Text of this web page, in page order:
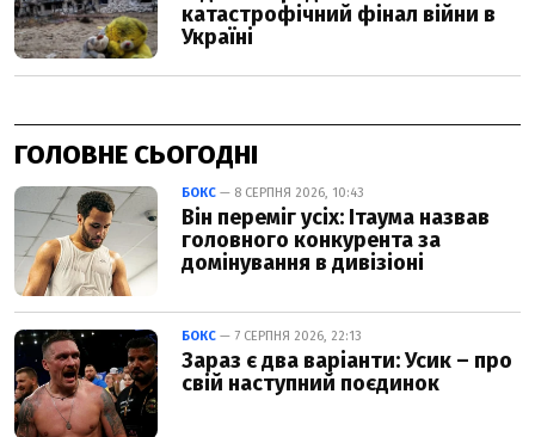
ГОЛОВНЕ СЬОГОДНІ
БОКС — 8 СЕРПНЯ 2026, 10:43
Він переміг усіх: Ітаума назвав
головного конкурента за
домінування в дивізіоні
БОКС — 7 СЕРПНЯ 2026, 22:13
Зараз є два варіанти: Усик – про
свій наступний поєдинок